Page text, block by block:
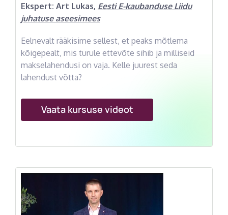
Ekspert: Art Lukas, Eesti E-kaubanduse Liidu
juhatuse aseesimees
Eelnevalt rääkisime sellest, et peaks mõtlema
kõigepealt, mis turule ettevõte sihib ja milliseid
makselahendusi on vaja. Kelle juurest seda
lahendust võtta?
Vaata kursuse videot